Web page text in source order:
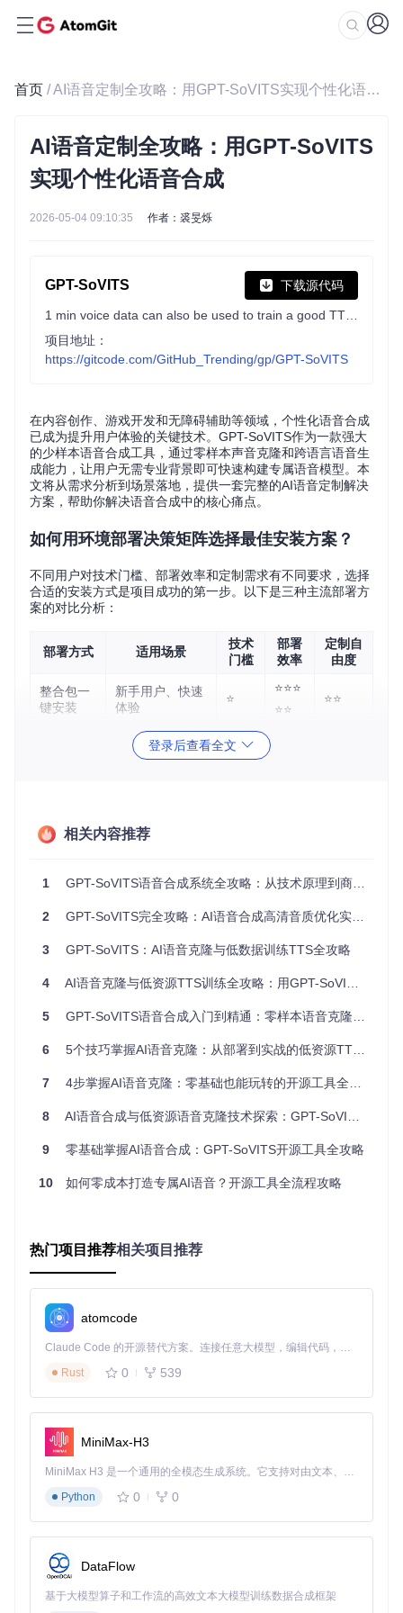
首页 / AI语音定制全攻略：用GPT-SoVITS实现个性化语音合成
AI语音定制全攻略：用GPT-SoVITS
实现个性化语音合成
2026-05-04 09:10:35 作者：裘旻烁
GPT-SoVITS 下载源代码
项目地址：
https://gitcode.com/GitHub_Trending/gp/GPT-SoVITS
在内容创作、游戏开发和无障碍辅助等领域，个性化语音合成
已成为提升用户体验的关键技术。GPT-SoVITS作为一款强大
的少样本语音合成工具，通过零样本声音克隆和跨语言语音生
成能力，让用户无需专业背景即可快速构建专属语音模型。本
文将从需求分析到场景落地，提供一套完整的AI语音定制解决
方案，帮助你解决语音合成中的核心痛点。
如何用环境部署决策矩阵选择最佳安装方案？
不同用户对技术门槛、部署效率和定制需求有不同要求，选择
合适的安装方式是项目成功的第一步。以下是三种主流部署方
案的对比分析：
部署方式 适用场景
技术
门槛
部署
效率
定制自
由度
整合包一
键安装
新手用户、快速
体验
⭐
⭐⭐⭐
⭐⭐
⭐⭐
开发者、二次开
⭐⭐⭐
痛点诊断：如何避免常见部署陷阱？
硬件适配 ：根据GPU型号选择合适的CUDA版本（如CU128
适用于最新NVIDIA显卡）
：确保预留至少20GB存储空间，模型文件和训练
数据会占用较多空间
# 手动部署时的环境配置示例
conda activate GPTSoVits
如何用能力雷达图评估语音合成工具？
选择语音合成工具时，需从多个维度评估其是否满足实际需
零样本合成：★★★★★（5秒样本即可生成）
实时推理：★★★☆☆（优化后可达到近实时效果）
言基础合成
V3/V4系列：追求高音质和稳定性，适合专业内容创作
如何构建场景化语音合成工作流？
以游戏角色配音为例，完整的语音定制流程包括以下四个阶
段：
1. 需求分析：明确语音特征
角色定位：年轻女性战士（坚定、果敢）
语言需求 ：中英双语切换
2. 数据准备：高质量样本采集
录音环境
：安静室内，使用领夹麦克风
样本要求
文本内容：包含游戏常用词汇和情感表达句
登录后查看全文
相关内容推荐
1 GPT-SoVITS语音合成系统全攻略：从技术原理到商业落地的AI声音定制指南
2 GPT-SoVITS完全攻略：AI语音合成高清音质优化实战指南
3 GPT-SoVITS：AI语音克隆与低数据训练TTS全攻略
4 AI语音克隆与低资源TTS训练全攻略：用GPT-SoVITS实现秒级语音合成
5 GPT-SoVITS语音合成入门到精通：零样本语音克隆全攻略
6 5个技巧掌握AI语音克隆：从部署到实战的低资源TTS全攻略
7 4步掌握AI语音克隆：零基础也能玩转的开源工具全攻略
8 AI语音合成与低资源语音克隆技术探索：GPT-SoVITS全攻略
9 零基础掌握AI语音合成：GPT-SoVITS开源工具全攻略
10 如何零成本打造专属AI语音？开源工具全流程攻略
热门项目推荐相关项目推荐
atomcode
Claude Code 的开源替代方案。连接任意大模型，编辑代码，运行命令，自动验证 — 全自动执行。用 Rust 构建，极致性能。 ｜ An open-source alternative to Claude Code. Connect any LLM, edit code, run commands, and verify changes — autonomously. Built in Rust for speed. Get Started
Rust
0 539
MiniMax-H3
MiniMax H3 是一个通用的全模态生成系统。它支持对由文本、图像、视频和音频组成的多模态上下文进行统一理解，并能生成分辨率高达 2K、时长可达 15 秒的带原生立体声音频的视频。得益于面向任务泛化的系统设计，H3 在预训练阶段就已具备广泛的多模态上下文理解与生成能力，能够出色地执行复杂的多模态指令。
Python
0 0
DataFlow
基于大模型算子和工作流的高效文本大模型训练数据合成框架